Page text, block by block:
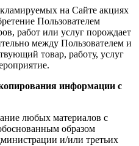
на Сайте акциях
Пользователем
работ или услуг порождает
между Пользователем и
товар, работу, услуг
информации с
любых материалов с
образом
и/или третьих